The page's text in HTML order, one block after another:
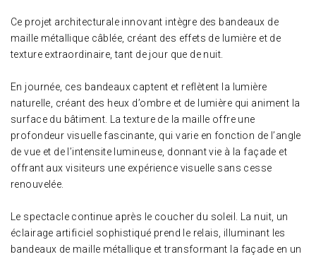
Ce projet architecturale innovant intègre des bandeaux de
maille métallique câblée, créant des effets de lumière et de
texture extraordinaire, tant de jour que de nuit.
En journée, ces bandeaux captent et reflètent la lumière
naturelle, créant des heux d’ombre et de lumière qui animent la
surface du bâtiment. La texture de la maille offre une
profondeur visuelle fascinante, qui varie en fonction de l’angle
de vue et de l’intensite lumineuse, donnant vie à la façade et
offrant aux visiteurs une expérience visuelle sans cesse
renouvelée.
Le spectacle continue après le coucher du soleil. La nuit, un
éclairage artificiel sophistiqué prend le relais, illuminant les
bandeaux de maille métallique et transformant la façade en un